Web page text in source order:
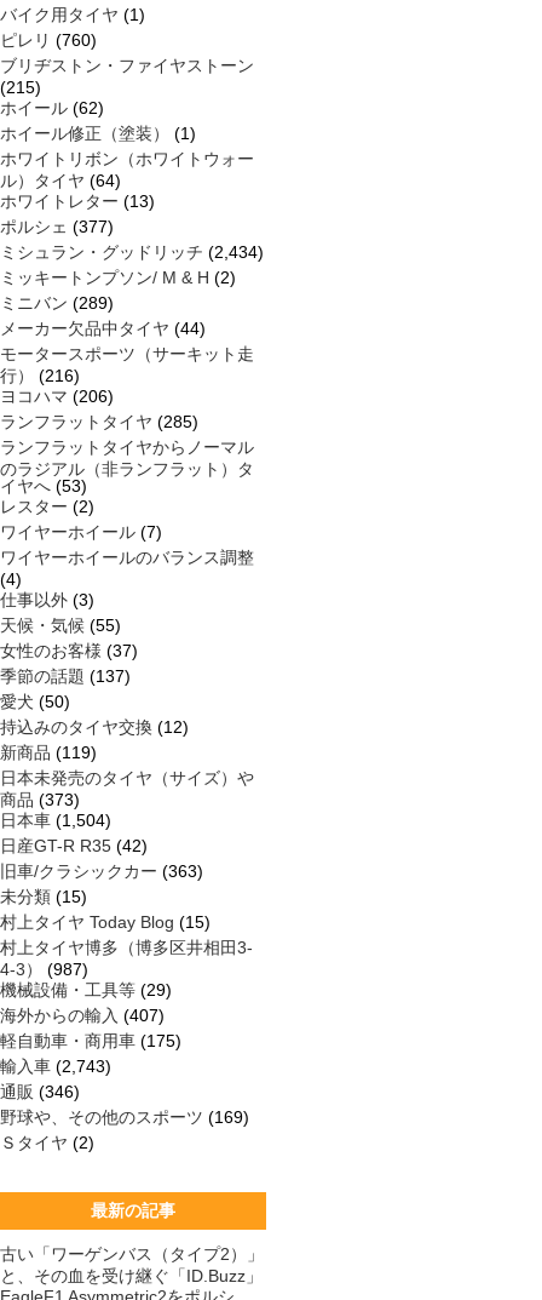
バイク用タイヤ (1)
ピレリ (760)
ブリヂストン・ファイヤストーン
(215)
ホイール (62)
ホイール修正（塗装）
(1)
ホワイトリボン（ホワイトウォー
ル）タイヤ (64)
ホワイトレター (13)
ポルシェ (377)
ミシュラン・グッドリッチ (2,434)
ミッキートンプソン/ M & H (2)
ミニバン (289)
メーカー欠品中タイヤ (44)
モータースポーツ（サーキット走
行）
(216)
ヨコハマ (206)
ランフラットタイヤ (285)
ランフラットタイヤからノーマル
のラジアル（非ランフラット）タ
イヤへ (53)
レスター (2)
ワイヤーホイール (7)
ワイヤーホイールのバランス調整
(4)
仕事以外 (3)
天候・気候 (55)
女性のお客様 (37)
季節の話題 (137)
愛犬 (50)
持込みのタイヤ交換 (12)
新商品 (119)
日本未発売のタイヤ（サイズ）や
商品 (373)
日本車 (1,504)
日産GT-R R35 (42)
旧車/クラシックカー (363)
未分類 (15)
村上タイヤ Today Blog (15)
村上タイヤ博多（博多区井相田3-
4-3）
(987)
機械設備・工具等 (29)
海外からの輸入 (407)
軽自動車・商用車 (175)
輸入車 (2,743)
通販 (346)
野球や、その他のスポーツ (169)
Ｓタイヤ (2)
最新の記事
古い「ワーゲンバス（タイプ2）」
と、その血を受け継ぐ「ID.Buzz」